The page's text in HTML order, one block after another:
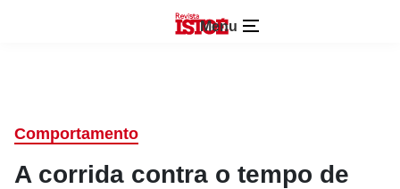
Menu
Comportamento
A corrida contra o tempo de